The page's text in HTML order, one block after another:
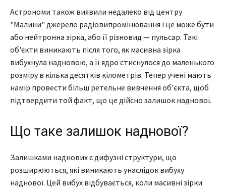
Астрономи також виявили недалеко від центру
"Малини" джерело радіовипромінювання і це може бути
або нейтронна зірка, або її різновид — пульсар. Такі
об'єкти виникають після того, як масивна зірка
вибухнула надновою, а її ядро стиснулося до маленького
розміру в кілька десятків кілометрів. Тепер учені мають
намір провести більш ретельне вивчення об'єкта, щоб
підтвердити той факт, що це дійсно залишок наднової.
Що таке залишок наднової?
Залишками наднових є дифузні структури, що
розширюються, які виникають унаслідок вибуху
наднової. Цей вибух відбувається, коли масивні зірки